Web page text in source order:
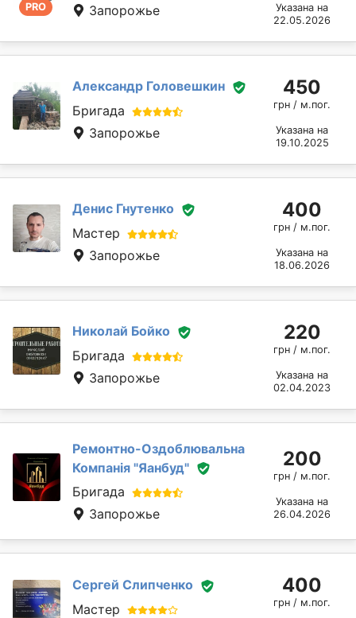
PRO
Запорожье
Указана на
22.05.2026
Александр Головешкин
Бригада
Запорожье
450
грн / м.пог.
Указана на
19.10.2025
Денис Гнутенко
Мастер
Запорожье
400
грн / м.пог.
Указана на
18.06.2026
Николай Бойко
Бригада
Запорожье
220
грн / м.пог.
Указана на
02.04.2023
Ремонтно-Оздоблювальна
Компанія "Яанбуд"
Бригада
Запорожье
200
грн / м.пог.
Указана на
26.04.2026
Сергей Слипченко
Мастер
400
грн / м.пог.